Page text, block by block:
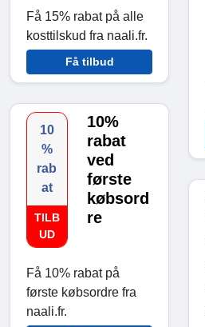
Få 15% rabat på alle
kosttilskud fra naali.fr.
Få tilbud
10
%
rab
at
TILB
UD
10%
rabat
ved
første
købsord
re
Få 10% rabat på
første købsordre fra
naali.fr.